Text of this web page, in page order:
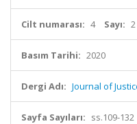
Cilt numarası: 4 Sayı: 2
Basım Tarihi: 2020
Dergi Adı: Journal of
Sayfa Sayıları: ss.109-132